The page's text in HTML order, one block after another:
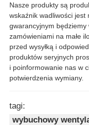
Nasze produkty są
wskaźnik wadliwości jest
gwarancyjnym będziemy
zamówieniami na małe
przed wysyłką i
produktów seryjnych
i poinformowanie nas w
potwierdzenia wymiany.
tagi:
wybuchowy